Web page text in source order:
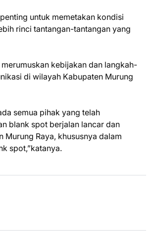
untuk memetakan kondisi
rinci tantangan-tantangan yang
kebijakan dan langkah-
di wilayah Kabupaten Murung
semua pihak yang telah
blank spot berjalan lancar dan
Raya, khususnya dalam
spot,”katanya.